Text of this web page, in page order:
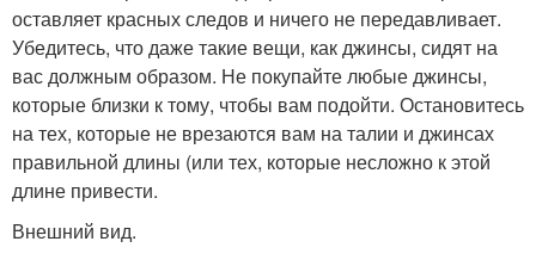
оставляет красных следов и ничего не передавливает.
Убедитесь, что даже такие вещи, как джинсы, сидят на
вас должным образом. Не покупайте любые джинсы,
которые близки к тому, чтобы вам подойти. Остановитесь
на тех, которые не врезаются вам на талии и джинсах
правильной длины (или тех, которые несложно к этой
длине привести.
Внешний вид.